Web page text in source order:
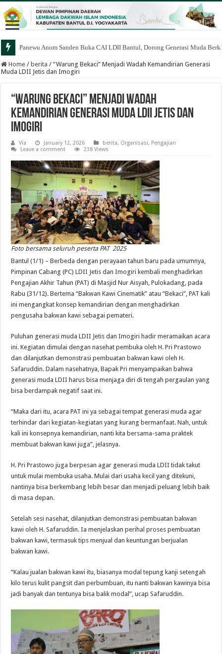
Panewu Anom Sanden Buka CAI LDII Bantul, Dorong Generasi Muda
Home / berita / “Warung Bekaci” Menjadi Wadah Kemandirian Generasi
Muda LDII Jetis dan Imogiri
“Warung Bekaci” Menjadi Wadah
Kemandirian Generasi Muda LDII Jetis dan
Imogiri
Via January 12, 2026 berita, Organisasi, Pengajian
Leave a comment
238 Views
Foto bersama seluruh peserta PAT 2025
Bantul (1/1) – Berbeda dengan perayaan tahun baru pada umumnya,
Pimpinan Cabang (PC) LDII Jetis dan Imogiri kembali menghadirkan
Pengajian Akhir Tahun (PAT) di Masjid Nur Aisyah, Pulokadang, pada
Rabu (31/12). Bertema “Bakwan Kawi Cinematik” atau “Bekaci”, PAT kali
ini mengangkat konsep kemandirian dengan menghadirkan
pengusaha bakwan kawi sebagai pemateri.
Puluhan generasi muda LDII Jetis dan Imogiri hadir meramaikan acara
ini. Kegiatan dimulai dengan nasehat pembuka oleh H. Pri Prastowo
dan dilanjutkan demonstrasi pembuatan bakwan kawi oleh H.
Safaruddin. Dalam nasehatnya, Bapak Pri menyampaikan bahwa
generasi muda LDII harus bisa menjaga diri di tengah pergaulan yang
bisa berdampak negatif saat ini.
“Maka dari itu, acara PAT ini ya sebagai tempat generasi muda agar
terhindar dari kegiatan-kegiatan yang kurang bermanfaat. Nah, untuk
kali ini konsepnya kemandirian, nanti kita bersama-sama praktek
membuat bakwan kawi juga”, jelasnya.
H. Pri Prastowo juga berpesan agar generasi muda LDII tidak takut
untuk mulai membuka usaha. Mulai dari usaha kecil yang ditekuni,
nantinya bisa berkembang lebih besar dan menjadi peluang lebih baik
di masa depan.
Setelah sesi nasehat, dilanjutkan demonstrasi pembuatan bakwan
kawi oleh H. Safaruddin. Ia menjelaskan perihal proses pembuatan
bakwan kawi, termasuk tips menjual dan keuntungan berjualan
bakwan kawi.
“Kalau jualan bakwan kawi itu, biasanya modal tepung kanji setengah
kilo terus kulit pangsit dan perbumbuan, itu nanti bakwan kawinya bisa
jadi banyak dan tentunya bisa balik modal”, ucap Safaruddin.